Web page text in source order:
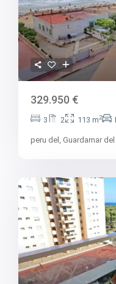
V2725
V2731
V2734
V2736
V2737
V2738
V2739
V2742
V2745
V2747
V2750
V2758
V2759
V2760
V2761
V2762
V2763
V2764
V2765
V2766
V2767
329.950 €
3 2 113 m2
peru del,Guardamar